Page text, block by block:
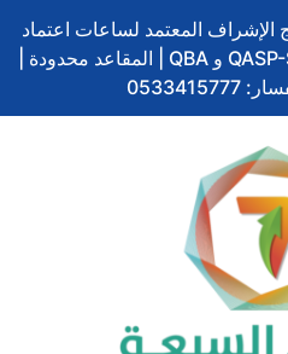
الإشراف المعتمد لساعات اعتماد
بورد تحليل السلوك التطبيقي QASP-S و QBA | المقاعد محدودة |
و
ي
ن
س
ت
ن